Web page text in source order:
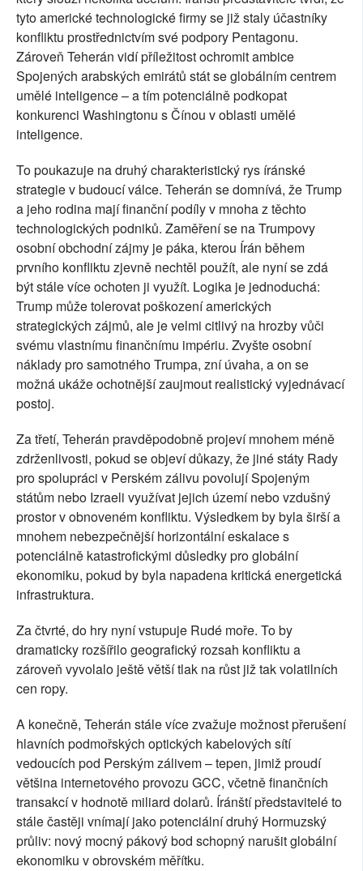
tyto americké technologické firmy se již staly účastníky
konfliktu prostřednictvím své podpory Pentagonu.
Zároveň Teherán vidí příležitost ochromit ambice
Spojených arabských emirátů stát se globálním centrem
umělé inteligence – a tím potenciálně podkopat
konkurenci Washingtonu s Čínou v oblasti umělé
inteligence.
To poukazuje na druhý charakteristický rys íránské
strategie v budoucí válce. Teherán se domnívá, že Trump
a jeho rodina mají finanční podíly v mnoha z těchto
technologických podniků. Zaměření se na Trumpovy
osobní obchodní zájmy je páka, kterou Írán během
prvního konfliktu zjevně nechtěl použít, ale nyní se zdá
být stále více ochoten ji využít. Logika je jednoduchá:
Trump může tolerovat poškození amerických
strategických zájmů, ale je velmi citlivý na hrozby vůči
svému vlastnímu finančnímu impériu. Zvyšte osobní
náklady pro samotného Trumpa, zní úvaha, a on se
možná ukáže ochotnější zaujmout realistický vyjednávací
postoj.
Za třetí, Teherán pravděpodobně projeví mnohem méně
zdrženlivosti, pokud se objeví důkazy, že jiné státy Rady
pro spolupráci v Perském zálivu povolují Spojeným
státům nebo Izraeli využívat jejich území nebo vzdušný
prostor v obnoveném konfliktu. Výsledkem by byla širší a
mnohem nebezpečnější horizontální eskalace s
potenciálně katastrofickými důsledky pro globální
ekonomiku, pokud by byla napadena kritická energetická
infrastruktura.
Za čtvrté, do hry nyní vstupuje Rudé moře. To by
dramaticky rozšířilo geografický rozsah konfliktu a
zároveň vyvolalo ještě větší tlak na růst již tak volatilních
cen ropy.
A konečně, Teherán stále více zvažuje možnost přerušení
hlavních podmořských optických kabelových sítí
vedoucích pod Perským zálivem – tepen, jimiž proudí
většina internetového provozu GCC, včetně finančních
transakcí v hodnotě miliard dolarů. Íránští představitelé to
stále častěji vnímají jako potenciální druhý Hormuzský
průliv: nový mocný pákový bod schopný narušit globální
ekonomiku v obrovském měřítku.